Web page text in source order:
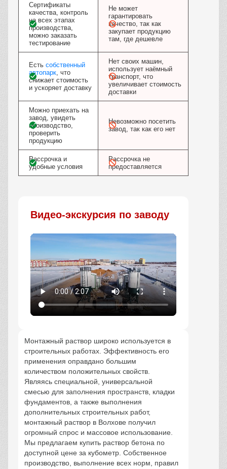
Сертификаты
качества, контроль
на всех этапах
производства,
можно заказать
тестирование
Не может
гарантировать
качество, так как
закупает продукцию
там, где дешевле
Есть собственный
автопарк , что
снижает стоимость
и ускоряет доставку
Нет своих машин,
использует наёмный
транспорт, что
увеличивает стоимость
доставки
Можно приехать на
завод, увидеть
производство,
проверить
продукцию
Невозможно посетить
завод, так как его нет
Рассрочка и
удобные условия
Рассрочка не
предоставляется
Видео-экскурсия по заводу
Монтажный раствор широко используется в
строительных работах. Эффективность его
применения оправдано большим
количеством положительных свойств.
Являясь специальной, универсальной
смесью для заполнения пространств, кладки
фундаментов, а также выполнения
дополнительных строительных работ,
монтажный раствор в Волхове получил
огромный спрос и массовое использование.
Мы предлагаем купить раствор бетона по
доступной цене за кубометр. Собственное
производство, выполнение всех норм, правил